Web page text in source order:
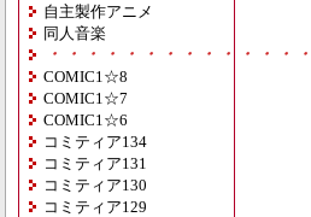
自主製作アニメ
同人音楽
・・・・・・・・・・・・・
COMIC1☆8
COMIC1☆7
COMIC1☆6
コミティア134
コミティア131
コミティア130
コミティア129